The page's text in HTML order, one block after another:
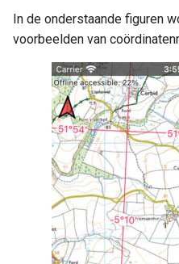
In de onderstaande figuren
voorbeelden van